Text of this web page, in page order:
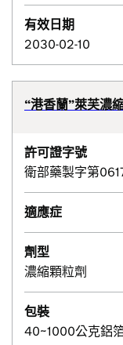
有效日期
2030-02-10
“港香蘭”萊芙濃
許可證字號
衛部藥製字第
適應症
劑型
濃縮顆粒劑
包裝
40~1000公克鋁